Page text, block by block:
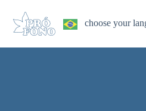
conteúdo
choose your